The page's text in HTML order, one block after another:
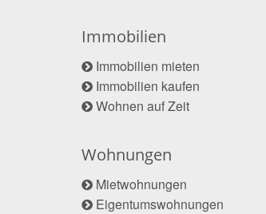
Immobilien
Immobilien mieten
Immobilien kaufen
Wohnen auf Zeit
Wohnungen
Mietwohnungen
Eigentumswohnungen